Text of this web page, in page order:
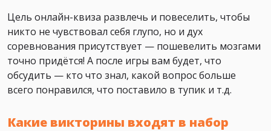
Цель онлайн-квиза развлечь и повеселить, чтобы
никто не чувствовал себя глупо, но и дух
соревнования присутствует — пошевелить мозгами
точно придётся! А после игры вам будет, что
обсудить — кто что знал, какой вопрос больше
всего понравился, что поставило в тупик и т.д.
Какие викторины входят в набор